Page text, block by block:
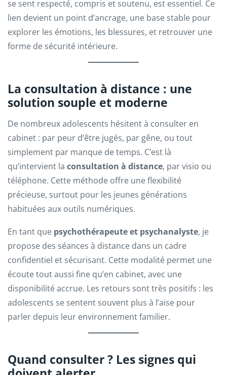
se sent respecté, compris et soutenu, est essentiel. Ce
lien devient un point d’ancrage, une base stable pour
explorer les émotions, les blessures, et retrouver une
forme de sécurité intérieure.
La consultation à distance : une
solution souple et moderne
De nombreux adolescents hésitent à consulter en
cabinet : par peur d’être jugés, par gêne, ou tout
simplement par manque de temps. C’est là
qu’intervient la consultation à distance, par visio ou
téléphone. Cette méthode offre une flexibilité
précieuse, surtout pour les jeunes générations
habituées aux outils numériques.
En tant que psychothérapeute et psychanalyste, je
propose des séances à distance dans un cadre
confidentiel et sécurisant. Cette modalité permet une
écoute tout aussi fine qu’en cabinet, avec une
disponibilité accrue. Les retours sont très positifs : les
adolescents se sentent souvent plus à l’aise pour
parler depuis leur environnement familier.
Quand consulter ? Les signes qui